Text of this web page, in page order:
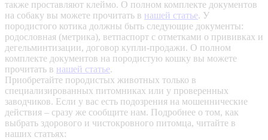
также проставляют клеймо. О полном комплекте документов
на собаку вы можете прочитать в нашей статье. У
породистого котика должны быть следующие документы:
родословная (метрика), ветпаспорт с отметками о прививках и
дегельминтизации, договор купли-продажи. О полном
комплекте документов на породистую кошку вы можете
прочитать в нашей статье.
Приобретайте породистых животных только в
специализированных питомниках или у проверенных
заводчиков. Если у вас есть подозрения на мошеннические
действия – сразу же сообщите нам. Подробнее о том, как
выбрать здорового и чистокровного питомца, читайте в
наших статьях: